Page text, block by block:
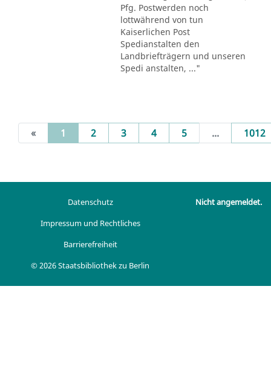
Pfg. Postwerden noch
lottwährend von tun
Kaiserlichen Post
Spedianstalten den
Landbriefträgern und unseren
Spedi anstalten, ..."
« 1 (current)
2 3 4 5 ... 1012
Datenschutz
Impressum und Rechtliches
Barrierefreiheit
© 2026 Staatsbibliothek zu Berlin
Nicht angemeldet.